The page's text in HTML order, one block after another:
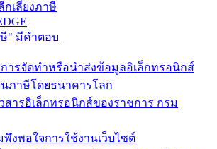
กเลี่ยงภาษี
" มีคำตอบ
ารจัดทำหรือนำส่งข้อมูลอิเล็กทรอนิกส์
นภาษีโดยธนาคารโลก
ารอิเล็กทรอนิกส์ของราชการ กรม
งพอใจการใช้งานเว็บไซต์